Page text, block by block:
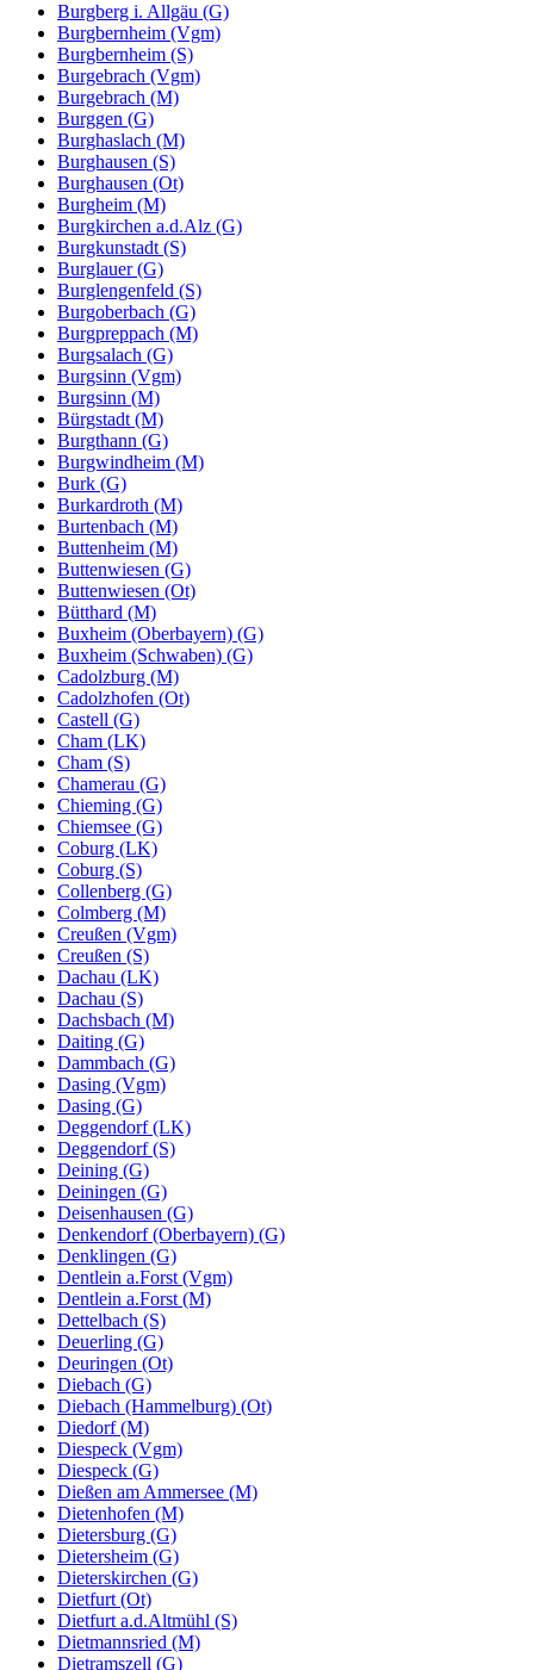
Burgberg i. Allgäu (G)
Burgbernheim (Vgm)
Burgbernheim (S)
Burgebrach (Vgm)
Burgebrach (M)
Burggen (G)
Burghaslach (M)
Burghausen (S)
Burghausen (Ot)
Burgheim (M)
Burgkirchen a.d.Alz (G)
Burgkunstadt (S)
Burglauer (G)
Burglengenfeld (S)
Burgoberbach (G)
Burgpreppach (M)
Burgsalach (G)
Burgsinn (Vgm)
Burgsinn (M)
Bürgstadt (M)
Burgthann (G)
Burgwindheim (M)
Burk (G)
Burkardroth (M)
Burtenbach (M)
Buttenheim (M)
Buttenwiesen (G)
Buttenwiesen (Ot)
Bütthard (M)
Buxheim (Oberbayern) (G)
Buxheim (Schwaben) (G)
Cadolzburg (M)
Cadolzhofen (Ot)
Castell (G)
Cham (LK)
Cham (S)
Chamerau (G)
Chieming (G)
Chiemsee (G)
Coburg (LK)
Coburg (S)
Collenberg (G)
Colmberg (M)
Creußen (Vgm)
Creußen (S)
Dachau (LK)
Dachau (S)
Dachsbach (M)
Daiting (G)
Dammbach (G)
Dasing (Vgm)
Dasing (G)
Deggendorf (LK)
Deggendorf (S)
Deining (G)
Deiningen (G)
Deisenhausen (G)
Denkendorf (Oberbayern) (G)
Denklingen (G)
Dentlein a.Forst (Vgm)
Dentlein a.Forst (M)
Dettelbach (S)
Deuerling (G)
Deuringen (Ot)
Diebach (G)
Diebach (Hammelburg) (Ot)
Diedorf (M)
Diespeck (Vgm)
Diespeck (G)
Dießen am Ammersee (M)
Dietenhofen (M)
Dietersburg (G)
Dietersheim (G)
Dieterskirchen (G)
Dietfurt (Ot)
Dietfurt a.d.Altmühl (S)
Dietmannsried (M)
Dietramszell (G)